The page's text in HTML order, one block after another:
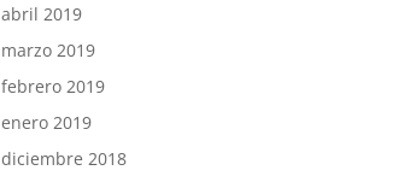
abril 2019
marzo 2019
febrero 2019
enero 2019
diciembre 2018